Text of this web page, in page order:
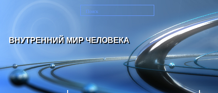
ВНУТРЕННИЙ МИР ЧЕЛОВЕКА